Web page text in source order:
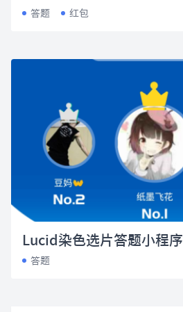
答题 红包
Lucid染色选片答题小程序
答题